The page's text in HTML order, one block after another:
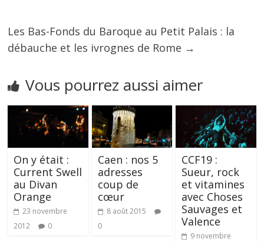
Les Bas-Fonds du Baroque au Petit Palais : la
débauche et les ivrognes de Rome →
Vous pourrez aussi aimer
On y était :
Current Swell
au Divan
Orange
23 novembre
2012
0
Caen : nos 5
adresses
coup de
cœur
8 août 2015
0
CCF19 :
Sueur, rock
et vitamines
avec Choses
Sauvages et
Valence
9 novembre